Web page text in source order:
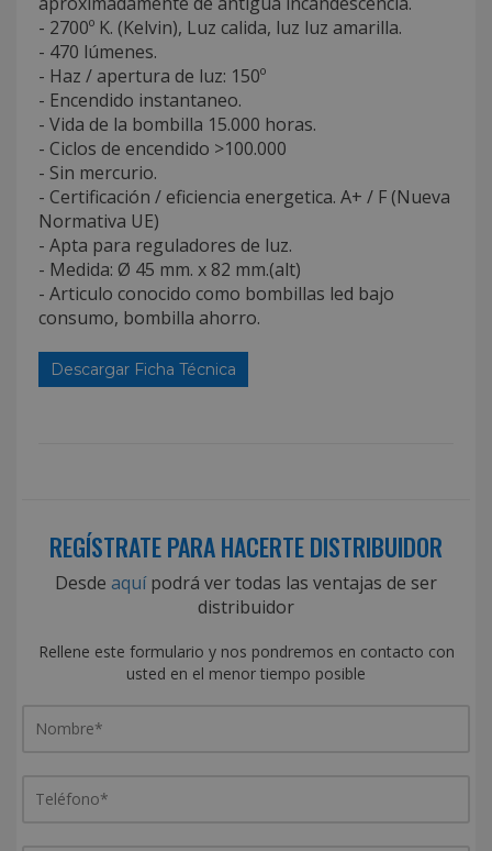
- 2700º K. (Kelvin), Luz calida, luz luz amarilla.
- 470 lúmenes.
- Haz / apertura de luz: 150º
- Encendido instantaneo.
- Vida de la bombilla 15.000 horas.
- Ciclos de encendido >100.000
- Sin mercurio.
- Certificación / eficiencia energetica. A+ / F (Nueva
Normativa UE)
- Apta para reguladores de luz.
- Medida: Ø 45 mm. x 82 mm.(alt)
- Articulo conocido como bombillas led bajo
consumo, bombilla ahorro.
Descargar Ficha Técnica
REGÍSTRATE PARA HACERTE DISTRIBUIDOR
Desde aquípodrá ver todas las ventajas de ser
distribuidor
Rellene este formulario y nos pondremos en contacto con
usted en el menor tiempo posible